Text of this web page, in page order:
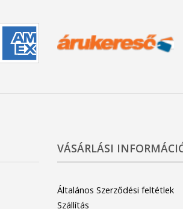
VÁSÁRLÁSI
Általános Szerződési feltétlek
Szállítás